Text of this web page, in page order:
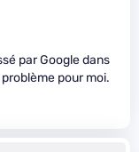
par Google dans
pour moi.